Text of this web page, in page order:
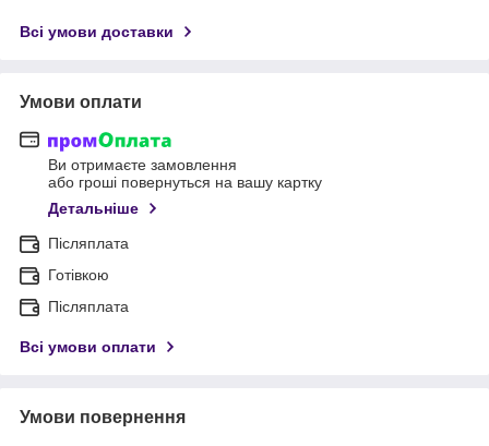
Всі умови доставки
Умови оплати
Ви отримаєте замовлення
або гроші повернуться на вашу картку
Детальніше
Післяплата
Готівкою
Післяплата
Всі умови оплати
Умови повернення